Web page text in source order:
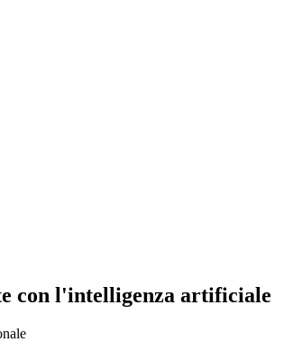
con l'intelligenza artificiale